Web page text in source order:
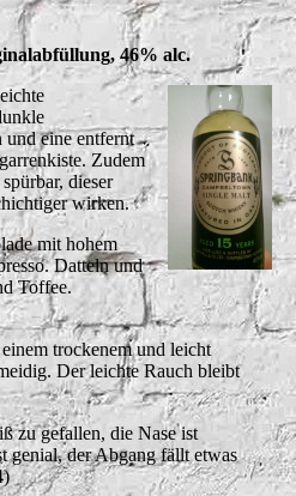
46% alc.
eine entfernt
Zudem
dieser
wirken.
mit hohem
Datteln und
Toffee.
trockenem und leicht
Der leichte Rauch bleibt
zu gefallen, die Nase ist
genial, der Abgang fällt etwas